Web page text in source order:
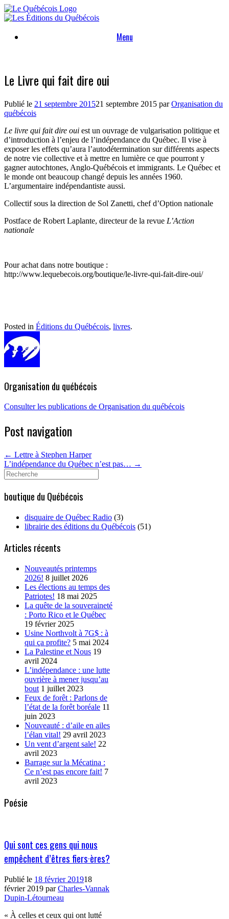
Skip
to
Menu
Le Livre qui fait dire oui
Publié le 21 septembre 201521 septembre 2015 parOrganisation du
québécois
Le livre qui fait dire oui est un ouvrage de vulgarisation politique et
d’introduction à l’enjeu de l’indépendance du Québec. Il vise à
exposer les effets qu’aura l’autodétermination sur différents aspects
de notre vie collective et à mettre en lumière ce que pourront y
gagner autochtones, Anglo-Québécois et immigrants. Le Québec et
le monde ont beaucoup changé depuis les années 1960.
L’argumentaire indépendantiste aussi.
Collectif sous la direction de Sol Zanetti, chef d’Option nationale
Postface de Robert Laplante, directeur de la revue L’Action
nationale
Pour achat dans notre boutique :
http://www.lequebecois.org/boutique/le-livre-qui-fait-dire-oui/
Posted in Éditions du Québécois, livres.
Organisation du québécois
Consulter les publications de Organisation du québécois
Post navigation
← Lettre à Stephen Harper
L’indépendance du Québec n’est pas… →
Search
for:
boutique du Québécois
disquaire de Québec Radio (3)
librairie des éditions du Québécois (51)
Articles récents
Nouveautés printemps
2026! 8 juillet 2026
Les élections au temps des
Patriotes! 18 mai 2025
La quête de la souveraineté
: Porto Rico et le Québec
19 février 2025
Usine Northvolt à 7G$ : à
qui ça profite? 5 mai 2024
La Palestine et Nous 19
avril 2024
L’indépendance : une lutte
ouvrière à mener jusqu’au
bout 1 juillet 2023
Feux de forêt : Parlons de
l’état de la forêt boréale 11
juin 2023
Nouveauté : d’aile en ailes
l’élan vital! 29 avril 2023
Un vent d’argent sale! 22
avril 2023
Barrage sur la Mécatina :
Ce n’est pas encore fait! 7
avril 2023
Poésie
Qui sont ces gens qui nous
empêchent d’êtres fiers·ères?
Publié le 18 février 201918
février 2019 parCharles-Vannak
Dupin-Létourneau
« À celles et ceux qui ont lutté